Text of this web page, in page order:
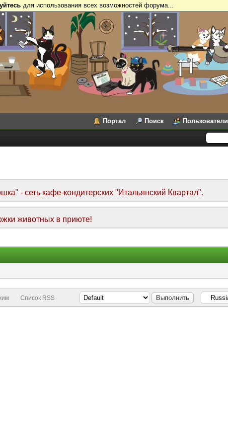
для использования всех возможностей форума...
Портал Поиск Пользователи
- сеть кафе-кондитерских "Итальянский Квартал".
животных в приюте!
Список RSS